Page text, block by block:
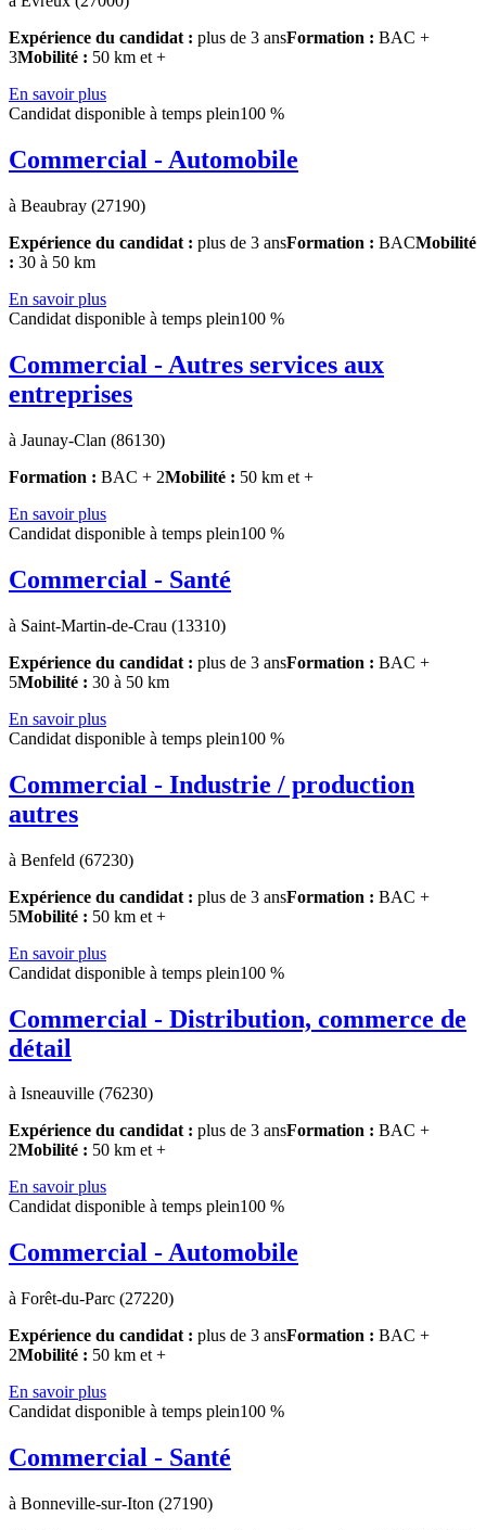
Expérience du candidat : plus de 3 ansFormation : BAC +
3Mobilité : 50 km et +
En savoir plus
Candidat disponible à temps plein100 %
Commercial - Automobile
à Beaubray (27190)
Expérience du candidat : plus de 3 ansFormation : BACMobilité
: 30 à 50 km
En savoir plus
Candidat disponible à temps plein100 %
Commercial - Autres services aux
entreprises
à Jaunay-Clan (86130)
Formation : BAC + 2Mobilité : 50 km et +
En savoir plus
Candidat disponible à temps plein100 %
Commercial - Santé
à Saint-Martin-de-Crau (13310)
Expérience du candidat : plus de 3 ansFormation : BAC +
5Mobilité : 30 à 50 km
En savoir plus
Candidat disponible à temps plein100 %
Commercial - Industrie / production
autres
à Benfeld (67230)
Expérience du candidat : plus de 3 ansFormation : BAC +
5Mobilité : 50 km et +
En savoir plus
Candidat disponible à temps plein100 %
Commercial - Distribution, commerce de
détail
à Isneauville (76230)
Expérience du candidat : plus de 3 ansFormation : BAC +
2Mobilité : 50 km et +
En savoir plus
Candidat disponible à temps plein100 %
Commercial - Automobile
à Forêt-du-Parc (27220)
Expérience du candidat : plus de 3 ansFormation : BAC +
2Mobilité : 50 km et +
En savoir plus
Candidat disponible à temps plein100 %
Commercial - Santé
à Bonneville-sur-Iton (27190)